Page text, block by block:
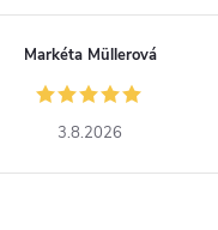
Markéta Müllerová
3.8.2026